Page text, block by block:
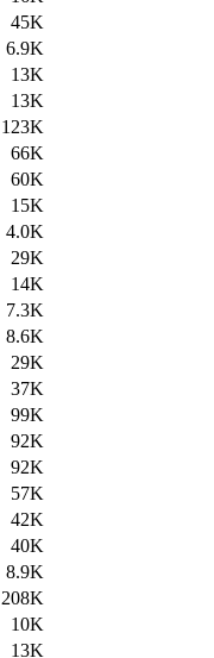
45K
6.9K
13K
13K
123K
66K
60K
15K
4.0K
29K
14K
7.3K
8.6K
29K
37K
99K
92K
92K
57K
42K
40K
8.9K
208K
10K
13K